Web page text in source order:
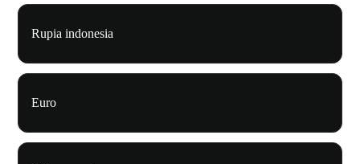
Rupia indonesia
Euro